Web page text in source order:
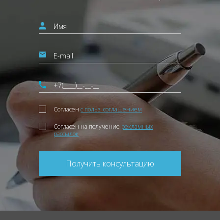
Согласен с польз. соглашением
Согласен на получение рекламных
рассылок
Получить консультацию